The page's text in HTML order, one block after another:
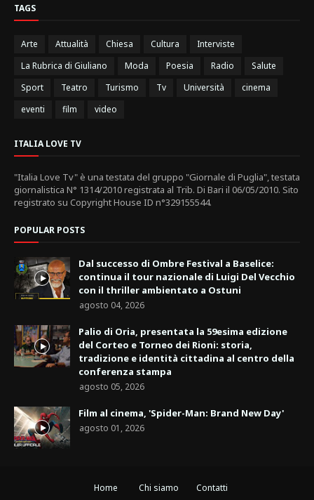
TAGS
Arte Attualità Chiesa Cultura
Interviste
La Rubrica di Giuliano
Moda Poesia Radio
Salute
Sport
Teatro Turismo Tv Università
cinema
eventi
film video
ITALIA LOVE TV
"Italia Love Tv" è una testata del gruppo "Giornale di Puglia", testata
giornalistica N° 1314/2010 registrata al Trib. Di Bari il 06/05/2010. Sito
registrato su Copyright House ID n°329155544.
POPULAR POSTS
Dal successo di Ombre Festival a Baselice:
continua il tour nazionale di Luigi Del Vecchio
con il thriller ambientato a Ostuni
agosto 04, 2026
Palio di Oria, presentata la 59esima edizione
del Corteo e Torneo dei Rioni: storia,
tradizione e identità cittadina al centro della
conferenza stampa
agosto 05, 2026
Film al cinema, 'Spider-Man: Brand New Day'
agosto 01, 2026
Home Chi siamo Contatti